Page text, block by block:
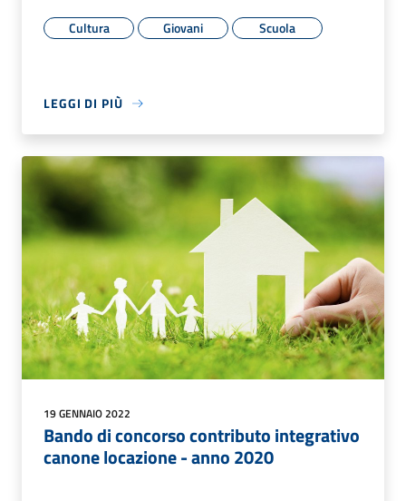
Cultura Giovani Scuola
LEGGI DI PIÙ
19 GENNAIO 2022
Bando di concorso contributo integrativo
canone locazione - anno 2020